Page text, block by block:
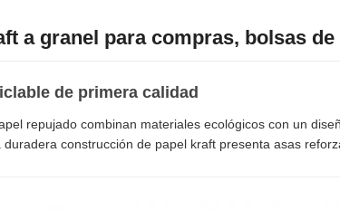
a granel para compras, bolsas
de primera calidad
repujado combinan materiales ecológicos con un
construcción de papel kraft presenta asas